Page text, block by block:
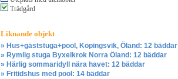
Trädgård
Liknande objekt
» Hus+gäststuga+pool, Köpingsvik, Öland: 12 bäddar
» Rymlig stuga Byxelkrok Norra Öland: 12 bäddar
» Härlig sommaridyll nära havet: 12 bäddar
» Fritidshus med pool: 14 bäddar